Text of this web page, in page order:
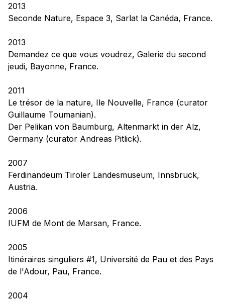
2013
Seconde Nature, Espace 3, Sarlat la Canéda, France.
2013
Demandez ce que vous voudrez, Galerie du second
jeudi, Bayonne, France.
2011
Le trésor de la nature, Ile Nouvelle, France (curator
Guillaume Toumanian).
Der Pelikan von Baumburg, Altenmarkt in der Alz,
Germany (curator Andreas Pitlick).
2007
Ferdinandeum Tiroler Landesmuseum, Innsbruck,
Austria.
2006
IUFM de Mont de Marsan, France.
2005
Itinéraires singuliers #1, Université de Pau et des Pays
de l'Adour, Pau, France.
2004